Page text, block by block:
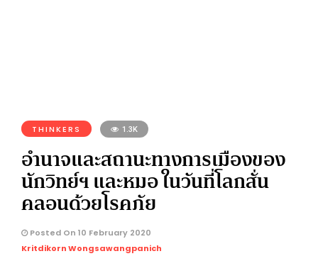
THINKERS 1.3K
อำนาจและสถานะทางการเมืองของ
นักวิทย์ฯ และหมอ ในวันที่โลกสั่น
คลอนด้วยโรคภัย
Posted On 10 February 2020
Kritdikorn Wongsawangpanich